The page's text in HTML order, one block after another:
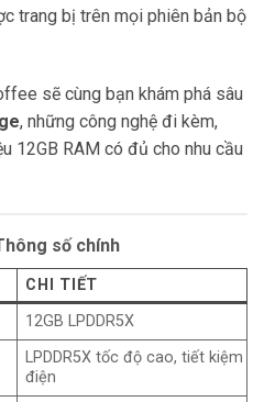
trang bị trên mọi phiên bản bộ
sẽ cùng bạn khám phá sâu
, những công nghệ đi kèm,
12GB RAM có đủ cho nhu cầu
số chính
CHI TIẾT
12GB LPDDR5X
LPDDR5X tốc độ cao, tiết kiệm
điện